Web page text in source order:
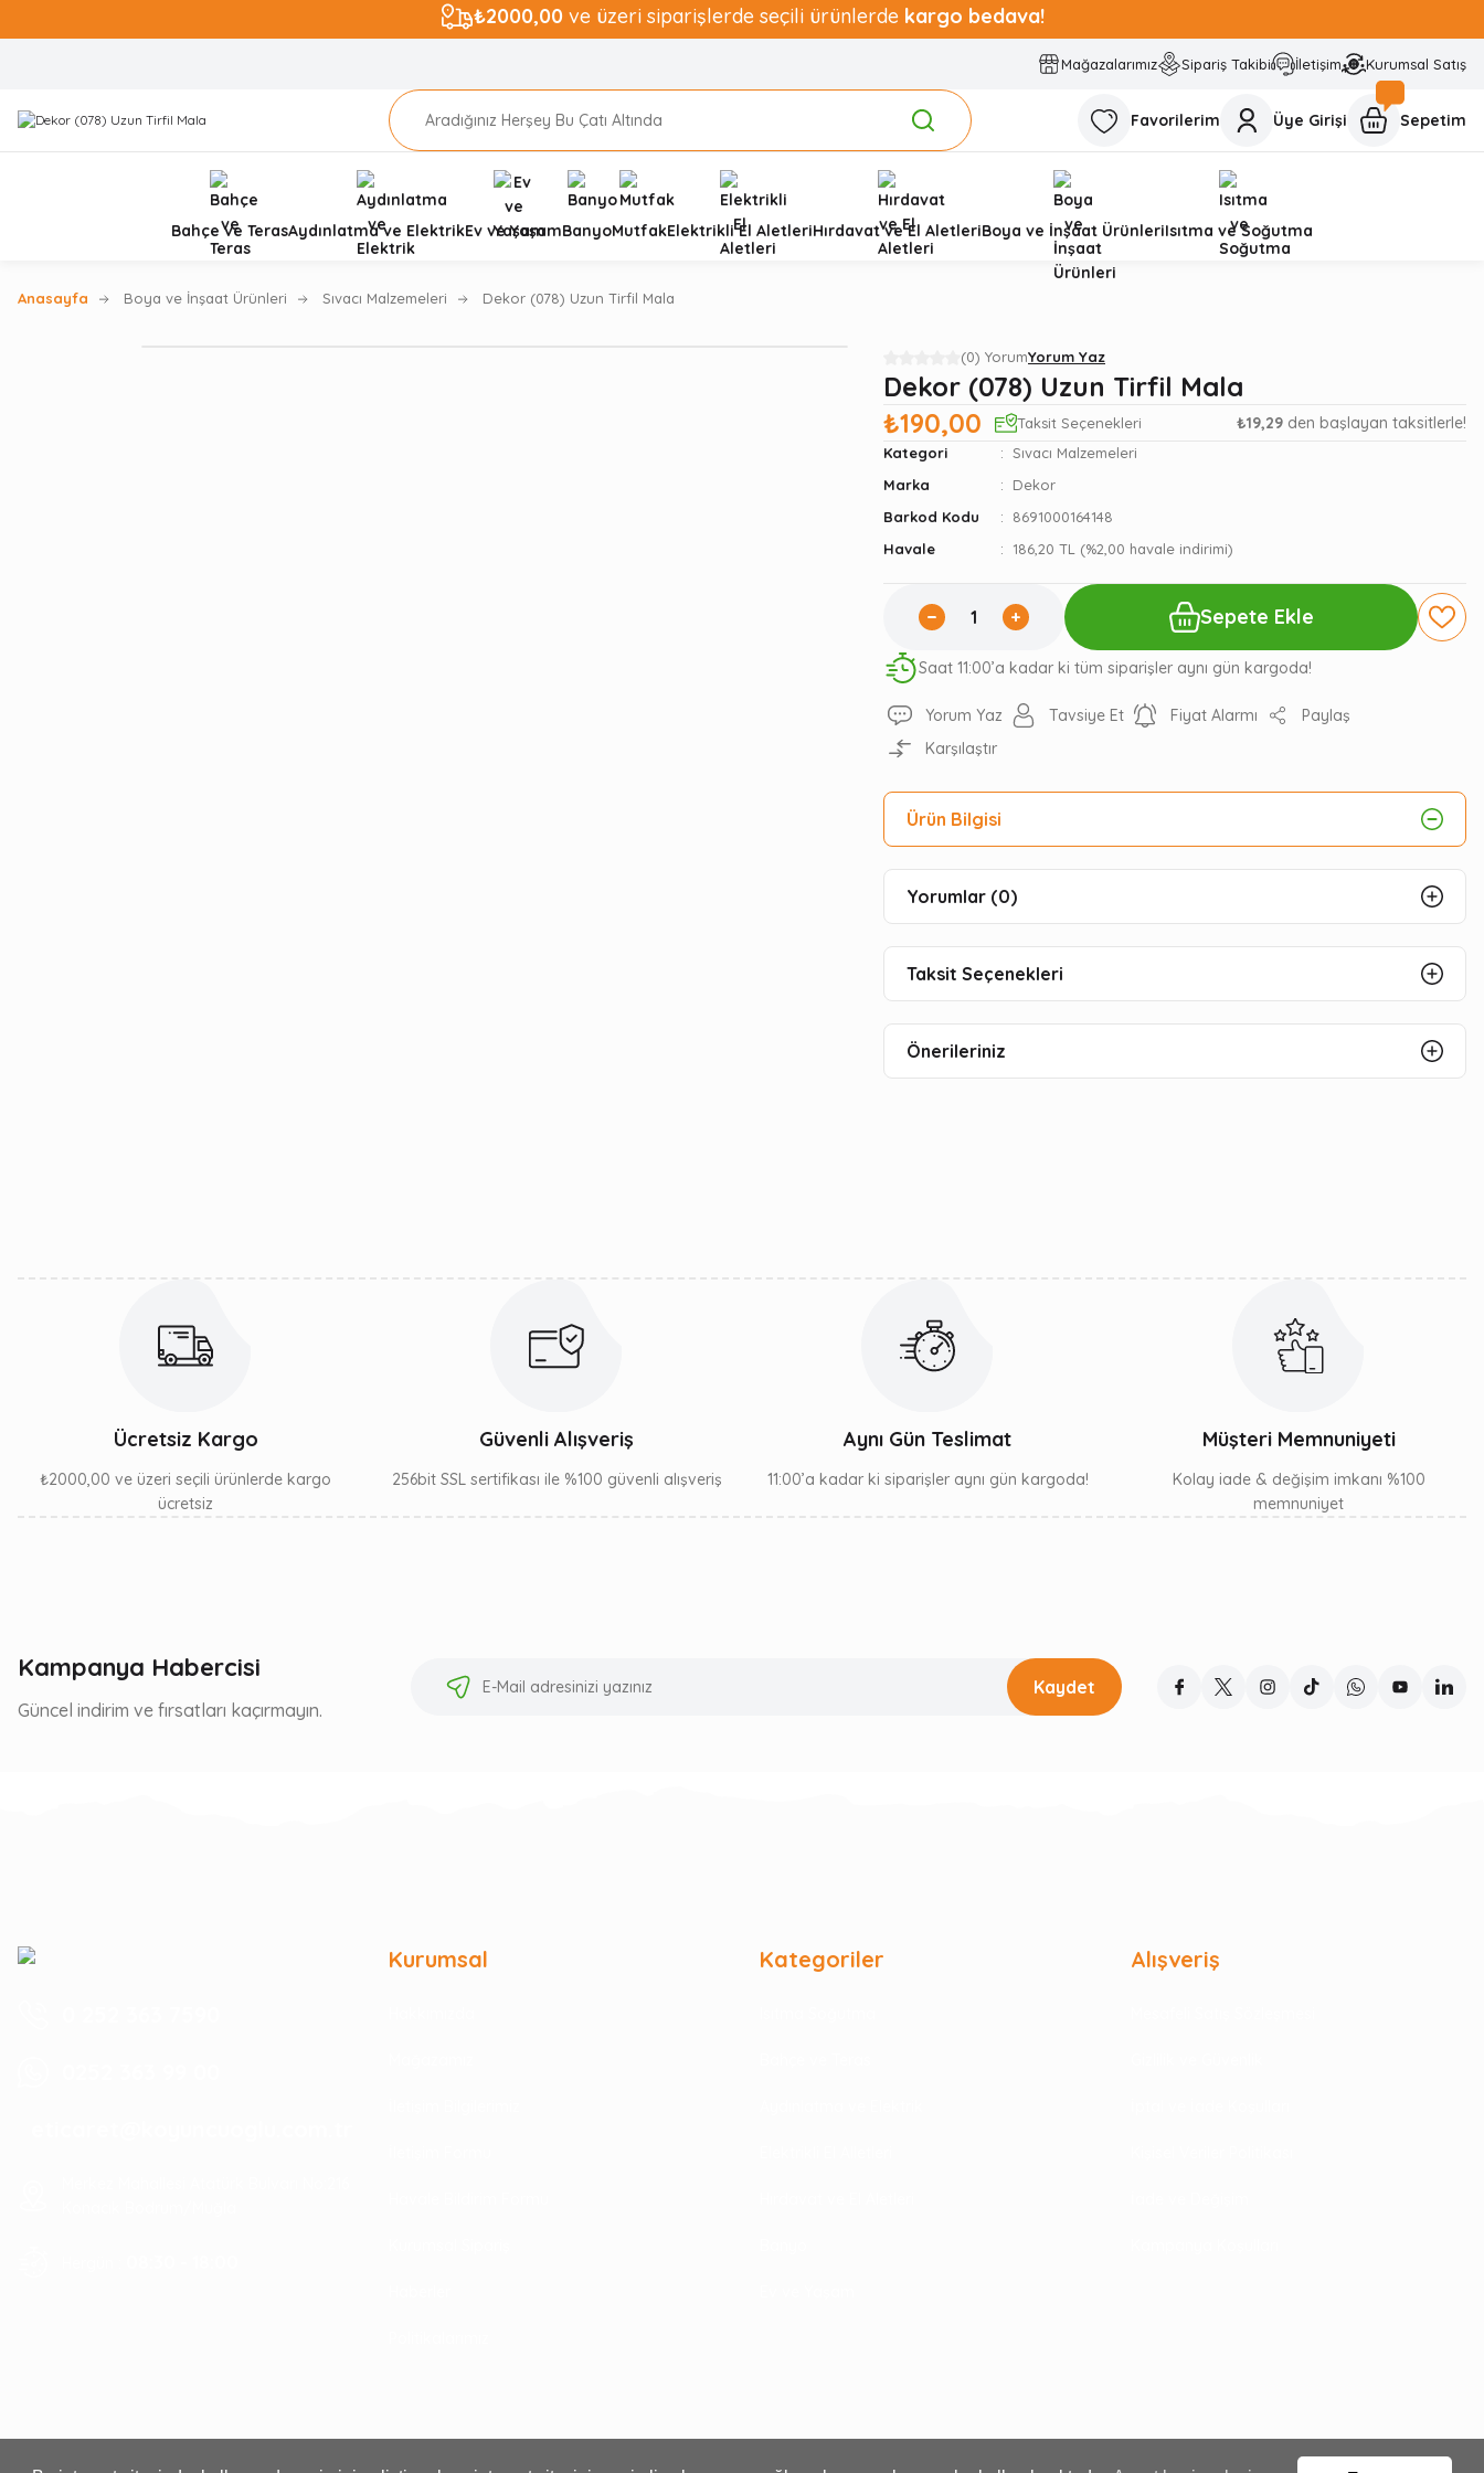
₺2000,00ve üzeri siparişlerde seçili ürünlerde kargo bedava!
Mağazalarımız Sipariş Takibi İletişim Kurumsal Satış
Favorilerim Üye Girişi Sepetim
Bahçe ve TerasAydınlatma ve ElektrikEv ve YaşamBanyoMutfakElektrikli El AletleriHırdavat ve El AletleriBoya ve İnşaat ÜrünleriIsıtma ve Soğutma
Anasayfa Boya ve İnşaat Ürünleri Sıvacı Malzemeleri Dekor (078) Uzun Tirfil Mala
(0) YorumYorum Yaz
Dekor (078) Uzun Tirfil Mala
₺190,00
Taksit Seçenekleri ₺19,29 den başlayan taksitlerle!
Kategori
Sıvacı Malzemeleri
Marka
Dekor
Barkod Kodu
8691000164148
Havale
186,20 TL (%2,00 havale indirimi)
Sepete Ekle
Saat 11:00’a kadar ki tüm siparişler aynı gün kargoda!
Yorum Yaz Tavsiye Et Fiyat Alarmı
Paylaş
Karşılaştır
Ürün Bilgisi
Yorumlar (0)
Taksit Seçenekleri
Önerileriniz
₺190,00 Sepete Ekle
Ücretsiz Kargo
₺2000,00 ve üzeri seçili ürünlerde kargo
ücretsiz
Güvenli Alışveriş
256bit SSL sertifikası ile %100 güvenli alışveriş
Aynı Gün Teslimat
11:00’a kadar ki siparişler aynı gün kargoda!
Müşteri Memnuniyeti
Kolay iade & değişim imkanı %100
memnuniyet
Kampanya Habercisi
Güncel indirim ve fırsatları kaçırmayın.
Kaydet
Kurumsal Kategoriler Alışveriş